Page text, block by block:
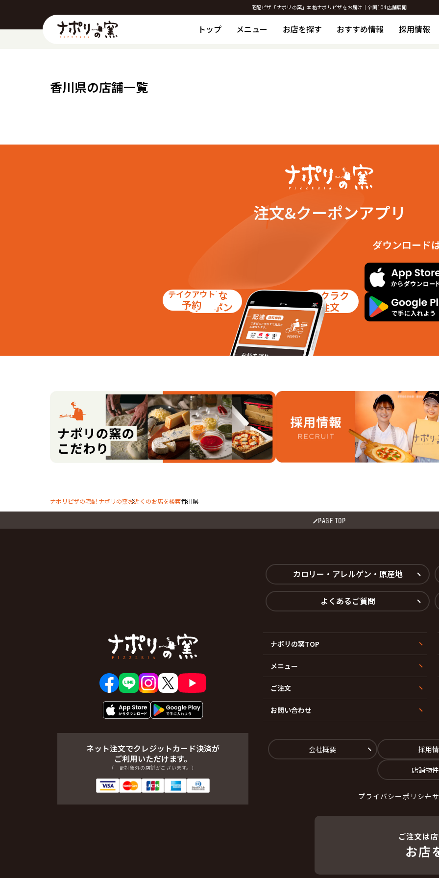
宅配ピザ「ナポリの窯」本格ナポリピザをお届け｜全国104店舗展開
トップ メニュー お店を探す おすすめ情報 採用情報
香川県の店舗一覧
注文&クーポンアプリ
お得な
クーポン
テイクアウト
予約
ラクラク
注文
ダウンロード
ナポリピザの宅配 ナポリの窯お近くのお店を検索香川県
PAGE TOP
ネット注文でクレジットカード決済が
ご利用いただけます。
（一部対象外の店舗がございます。）
カロリー・アレルゲン・原産地
よくあるご質問
ナポリの窯TOP
メニュー
ご注文
お問い合わせ
会社概要 採用
店舗物
プライバシーポリシー
ご注文は
お店